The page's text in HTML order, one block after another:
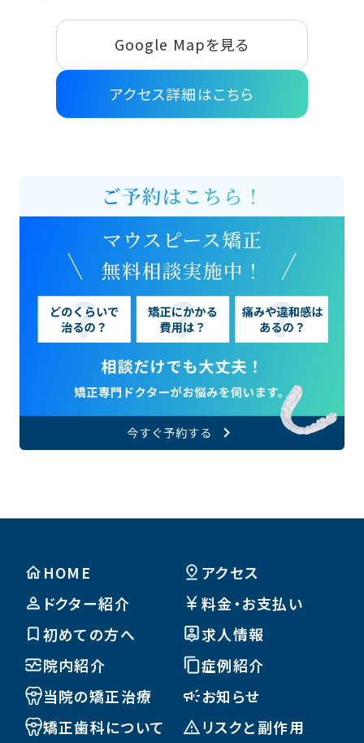
Google Mapを見る
アクセス詳細はこちら
HOME
ドクター紹介
初めての方へ
院内紹介
当院の矯正治療
矯正歯科について
アクセス
料金・お支払い
求人情報
症例紹介
お知らせ
リスクと副作用